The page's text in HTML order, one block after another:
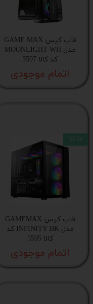
ساختار بدنه
سینی مادربورد
نوع کاربری
کنترلر باکس نورپردازی
ریموت کنترل رادیویی
رنگ ترکیبی بدنه
جایگاه خنک‌کننده مایع
قاب کیس GAME MAX
مدل MOONLIGHT WH
کد کالا 5597
اتمام موجودی
قاب کیس GAMEMAX
مدل INFINITY BK کد
کالا 5595
اتمام موجودی
NEW